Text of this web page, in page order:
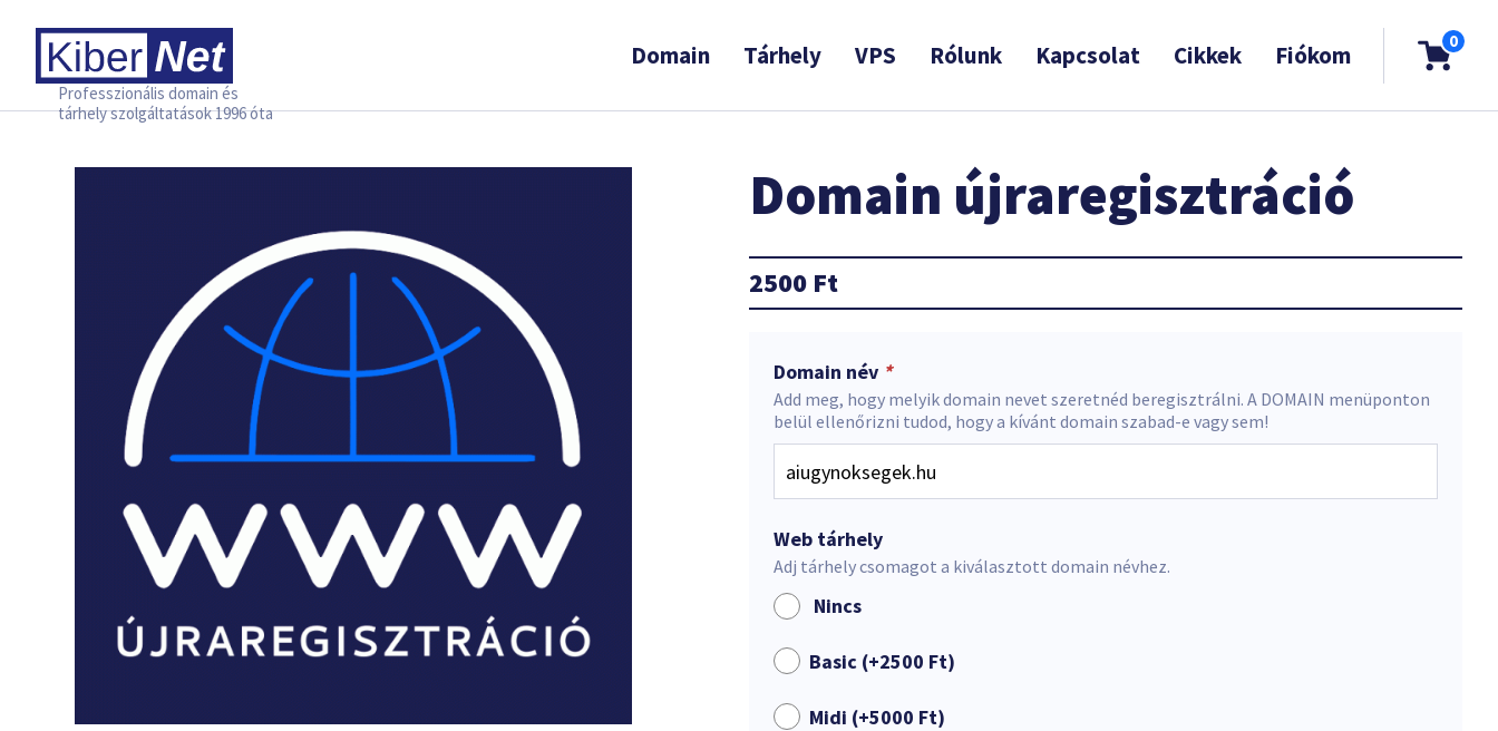
Professzionális domain és
tárhely szolgáltatások 1996 óta
Domain Tárhely VPS Rólunk Kapcsolat Cikkek Fiókom 0
Domain újraregisztráció
2500 Ft
Domain név *
Add meg, hogy melyik domain nevet szeretnéd beregisztrálni. A DOMAIN menüponton
belül ellenőrizni tudod, hogy a kívánt domain szabad-e vagy sem!
Web tárhely
Adj tárhely csomagot a kiválasztott domain névhez.
Nincs
Basic (+2500 Ft)
Midi (+5000 Ft)